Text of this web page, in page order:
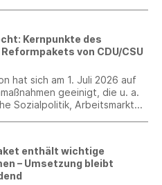
Kernpunkte des
von CDU/CSU
hat sich am 1. Juli 2026 auf
geeinigt, die u. a.
Sozialpolitik, Arbeitsmarkt
sichern und den
in Deutschland stärken.
enthält wichtige
– Umsetzung bleibt